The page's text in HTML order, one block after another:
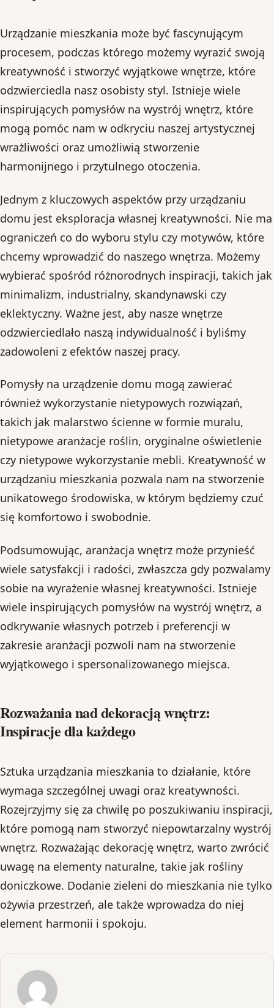
Urządzanie mieszkania może być fascynującym
procesem, podczas którego możemy wyrazić swoją
kreatywność i stworzyć wyjątkowe wnętrze, które
odzwierciedla nasz osobisty styl. Istnieje wiele
inspirujących pomysłów na wystrój wnętrz, które
mogą pomóc nam w odkryciu naszej artystycznej
wrażliwości oraz umożliwią stworzenie
harmonijnego i przytulnego otoczenia.
Jednym z kluczowych aspektów przy urządzaniu
domu jest eksploracja własnej kreatywności. Nie ma
ograniczeń co do wyboru stylu czy motywów, które
chcemy wprowadzić do naszego wnętrza. Możemy
wybierać spośród różnorodnych inspiracji, takich jak
minimalizm, industrialny, skandynawski czy
eklektyczny. Ważne jest, aby nasze wnętrze
odzwierciedlało naszą indywidualność i byliśmy
zadowoleni z efektów naszej pracy.
Pomysły na urządzenie domu mogą zawierać
również wykorzystanie nietypowych rozwiązań,
takich jak malarstwo ścienne w formie muralu,
nietypowe aranżacje roślin, oryginalne oświetlenie
czy nietypowe wykorzystanie mebli. Kreatywność w
urządzaniu mieszkania pozwala nam na stworzenie
unikatowego środowiska, w którym będziemy czuć
się komfortowo i swobodnie.
Podsumowując, aranżacja wnętrz może przynieść
wiele satysfakcji i radości, zwłaszcza gdy pozwalamy
sobie na wyrażenie własnej kreatywności. Istnieje
wiele inspirujących pomysłów na wystrój wnętrz, a
odkrywanie własnych potrzeb i preferencji w
zakresie aranżacji pozwoli nam na stworzenie
wyjątkowego i spersonalizowanego miejsca.
Rozważania nad dekoracją wnętrz:
Inspiracje dla każdego
Sztuka urządzania mieszkania to działanie, które
wymaga szczególnej uwagi oraz kreatywności.
Rozejrzyjmy się za chwilę po poszukiwaniu inspiracji,
które pomogą nam stworzyć niepowtarzalny wystrój
wnętrz. Rozważając dekorację wnętrz, warto zwrócić
uwagę na elementy naturalne, takie jak rośliny
doniczkowe. Dodanie zieleni do mieszkania nie tylko
ożywia przestrzeń, ale także wprowadza do niej
element harmonii i spokoju.